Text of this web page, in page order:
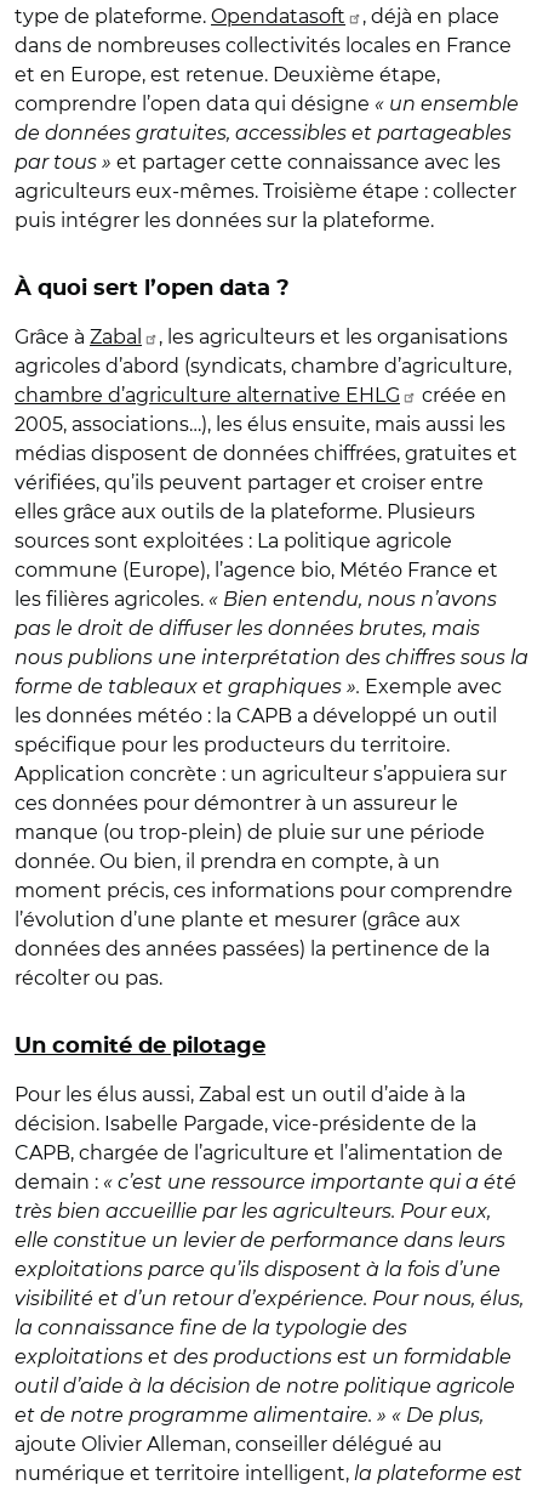
type de plateforme. Opendatasoft
, déjà en place
dans de nombreuses collectivités locales en France
et en Europe, est retenue. Deuxième étape,
comprendre l’open data qui désigne « un ensemble
de données gratuites, accessibles et partageables
par tous » et partager cette connaissance avec les
agriculteurs eux-mêmes. Troisième étape : collecter
puis intégrer les données sur la plateforme.
À quoi sert l’open data ?
Grâce à Zabal
, les agriculteurs et les organisations
agricoles d’abord (syndicats, chambre d’agriculture,
chambre d’agriculture alternative EHLG
créée en
2005, associations…), les élus ensuite, mais aussi les
médias disposent de données chiffrées, gratuites et
vérifiées, qu’ils peuvent partager et croiser entre
elles grâce aux outils de la plateforme. Plusieurs
sources sont exploitées : La politique agricole
commune (Europe), l’agence bio, Météo France et
les filières agricoles. « Bien entendu, nous n’avons
pas le droit de diffuser les données brutes, mais
nous publions une interprétation des chiffres sous la
forme de tableaux et graphiques ». Exemple avec
les données météo : la CAPB a développé un outil
spécifique pour les producteurs du territoire.
Application concrète : un agriculteur s’appuiera sur
ces données pour démontrer à un assureur le
manque (ou trop-plein) de pluie sur une période
donnée. Ou bien, il prendra en compte, à un
moment précis, ces informations pour comprendre
l’évolution d’une plante et mesurer (grâce aux
données des années passées) la pertinence de la
récolter ou pas.
Un comité de pilotage
Pour les élus aussi, Zabal est un outil d’aide à la
décision. Isabelle Pargade, vice-présidente de la
CAPB, chargée de l’agriculture et l’alimentation de
demain : « c’est une ressource importante qui a été
très bien accueillie par les agriculteurs. Pour eux,
elle constitue un levier de performance dans leurs
exploitations parce qu’ils disposent à la fois d’une
visibilité et d’un retour d’expérience. Pour nous, élus,
la connaissance fine de la typologie des
exploitations et des productions est un formidable
outil d’aide à la décision de notre politique agricole
et de notre programme alimentaire. » « De plus,
ajoute Olivier Alleman, conseiller délégué au
numérique et territoire intelligent, la plateforme est